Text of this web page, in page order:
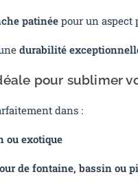
patinée pour un aspect
durabilité
pour sublimer
dans :
ou exotique
de fontaine, bassin ou